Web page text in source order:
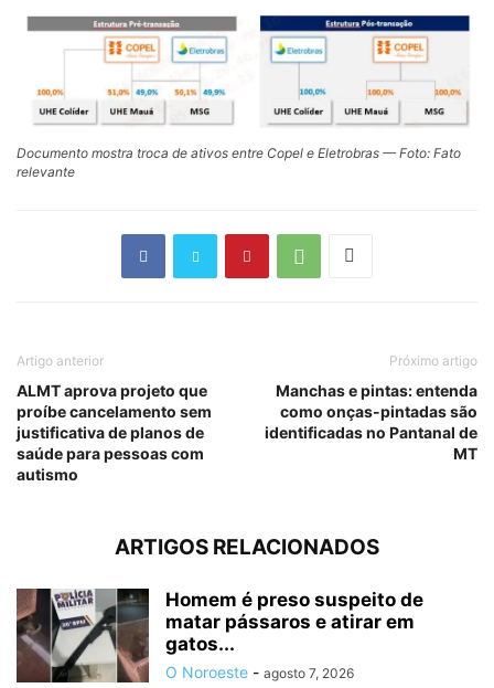
Documento mostra troca de ativos entre Copel e Eletrobras — Foto: Fato
relevante
Artigo anterior
ALMT aprova projeto que
proíbe cancelamento sem
justificativa de planos de
saúde para pessoas com
autismo
Próximo artigo
Manchas e pintas: entenda
como onças-pintadas são
identificadas no Pantanal de
MT
ARTIGOS RELACIONADOS
Homem é preso suspeito de
matar pássaros e atirar em
gatos...
O Noroeste - agosto 7, 2026